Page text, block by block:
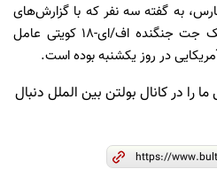
به گفته سه نفر که با گزارش‌های
اولیه این حادثه آشنا هستند، یک جت جنگنده اف/ای-۱۸ کویتی عامل
را در کانال بولتن بین الملل دنبال